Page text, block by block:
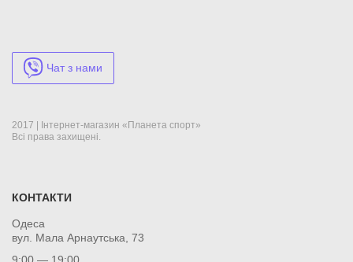
Чат з нами
2017 | Інтернет-магазин «Планета спорт»
Всі права захищені.
КОНТАКТИ
Одеса
вул. Мала Арнаутська, 73